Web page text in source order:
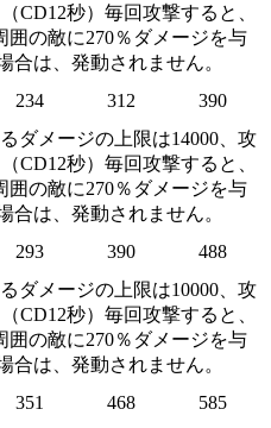
CD12秒）毎回攻撃すると、
囲の敵に270％ダメージを与
合は、発動されません。
234 312
390
ダメージの上限は14000、攻
CD12秒）毎回攻撃すると、
囲の敵に270％ダメージを与
合は、発動されません。
293 390
488
ダメージの上限は10000、攻
CD12秒）毎回攻撃すると、
囲の敵に270％ダメージを与
合は、発動されません。
351 468
585